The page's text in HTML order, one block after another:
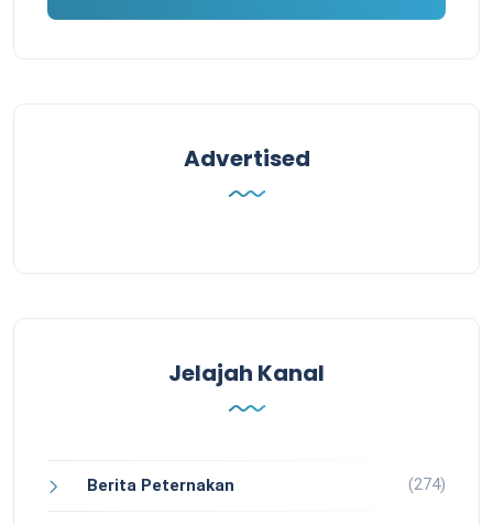
Advertised
Jelajah Kanal
Berita Peternakan (274)